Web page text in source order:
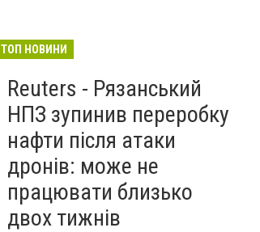
ТОП НОВИНИ
Reuters - Рязанський
НПЗ зупинив переробку
нафти після атаки
дронів: може не
працювати близько
двох тижнів